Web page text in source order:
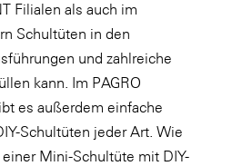
Österreich
Salzburg
Fahrzeughandel und
Filialen als auch im
Schultüten in den
und zahlreiche
kann. Im PAGRO
es außerdem einfache
Schultüten jeder Art. Wie
einer Mini-Schultüte mit DIY-